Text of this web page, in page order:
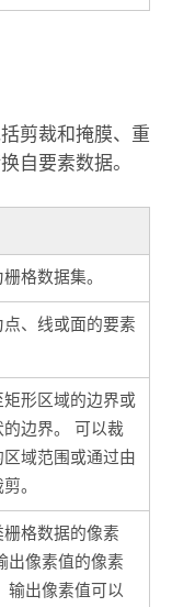
剪裁和掩膜、重
自要素数据。
格数据集。
、线或面的要素
形区域的边界或
边界。 可以裁
域范围或通过由
。
格数据的像素
出像素值的像素
输出像素值可以